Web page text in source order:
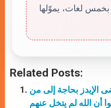
لغات، يموّلها
Related Posts:
الإيدز بحاجة إلى من